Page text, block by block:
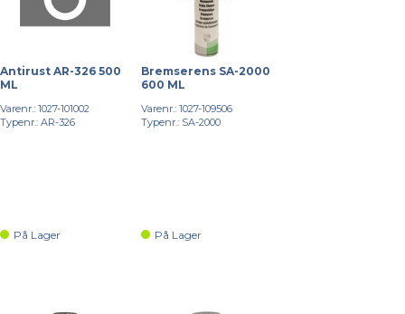
Antirust AR-326 500
ML
Varenr.: 1027-101002
Typenr.: AR-326
På Lager
Bremserens SA-2000
600 ML
Varenr.: 1027-109506
Typenr.: SA-2000
På Lager